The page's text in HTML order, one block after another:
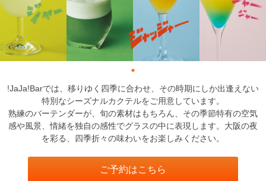
!JaJa!Barでは、移りゆく四季に合わせ、その時期にしか出逢えない
特別なシーズナルカクテルをご用意しています。
熟練のバーテンダーが、旬の素材はもちろん、その季節特有の空気
感や風景、情緒を独自の感性でグラスの中に表現します。大阪の夜
を彩る、四季折々の味わいをお楽しみください。
ご予約はこちら